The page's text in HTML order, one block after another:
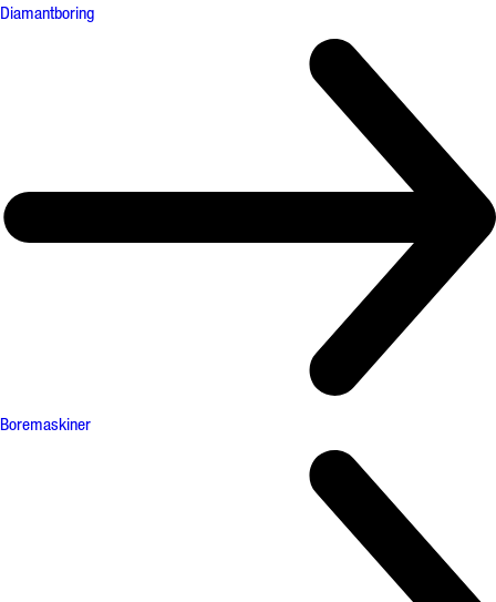
Diamantboring
Boremaskiner